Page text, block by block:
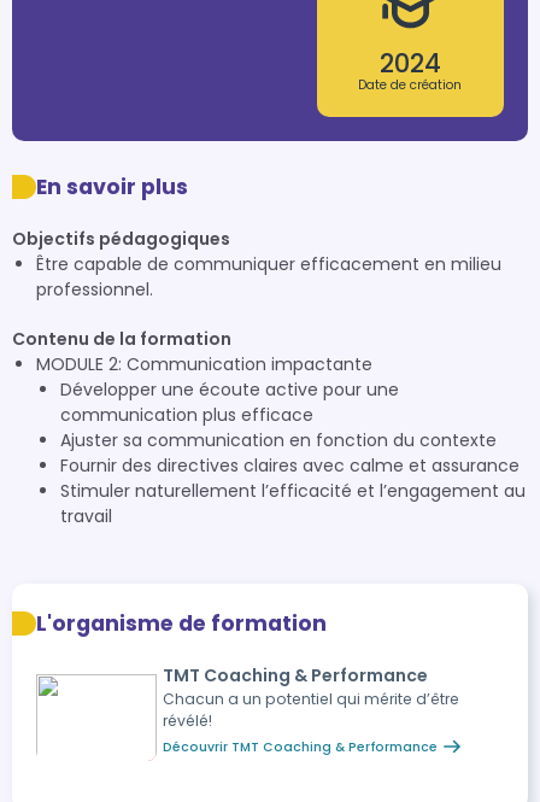
2024
Date de création
En savoir plus
Objectifs pédagogiques
Être capable de communiquer efficacement en milieu
professionnel.
Contenu de la formation
MODULE 2: Communication impactante
Développer une écoute active pour une
communication plus efficace
Ajuster sa communication en fonction du contexte
Fournir des directives claires avec calme et assurance
Stimuler naturellement l’efficacité et l’engagement au
travail
L'organisme de formation
TMT Coaching & Performance
Chacun a un potentiel qui mérite d’être
révélé!
Découvrir TMT Coaching & Performance